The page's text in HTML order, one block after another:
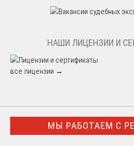
НАШИ ЛИЦЕНЗИИ И
все лицензии →
МЫ РАБОТАЕМ С